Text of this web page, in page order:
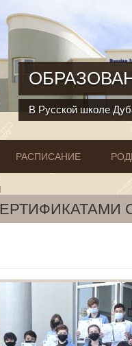
В Русской школе
РАСПИСАНИЕ